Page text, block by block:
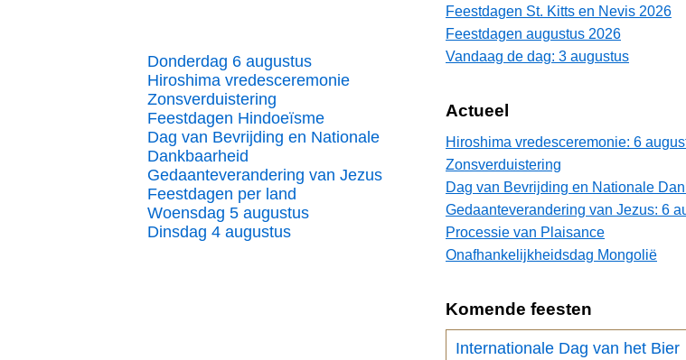
Donderdag 6 augustus
Hiroshima vredesceremonie
Zonsverduistering
Feestdagen Hindoeïsme
Dag van Bevrijding en Nationale
Dankbaarheid
Gedaanteverandering van Jezus
Feestdagen per land
Woensdag 5 augustus
Dinsdag 4 augustus
Feestdagen St. Kitts en Nevis 2026
Feestdagen augustus 2026
Vandaag de dag: 3 augustus
Actueel
Hiroshima vredesceremonie: 6
Zonsverduistering
Dag van Bevrijding en Nationale
Gedaanteverandering van Jezus: 6
Processie van Plaisance
Onafhankelijkheidsdag Mongolië
Komende feesten
Internationale Dag van het Bier